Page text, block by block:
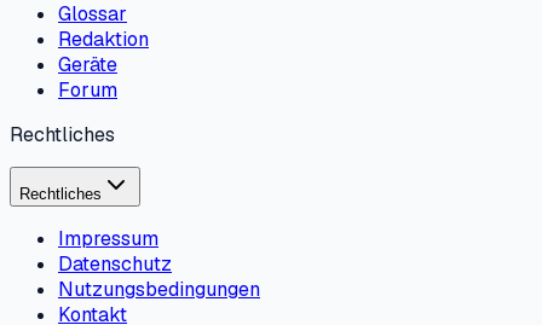
Glossar
Redaktion
Geräte
Forum
Rechtliches
Rechtliches
Impressum
Datenschutz
Nutzungsbedingungen
Kontakt